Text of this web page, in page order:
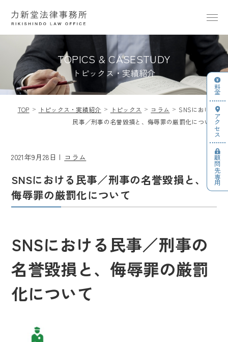
トピックス・実績紹介
TOPICS & CASESTUDY
TOP トピックス・実績紹介 トピックス コラム
SNSにおける
民事／刑事の名誉毀損と、侮辱罪の厳罰化について
2021年9月28日 コラム
SNSにおける民事／刑事の名誉毀損と、
侮辱罪の厳罰化について
SNSにおける民事／刑事の
名誉毀損と、侮辱罪の厳罰
化について
料金
アクセス
顧問先専用